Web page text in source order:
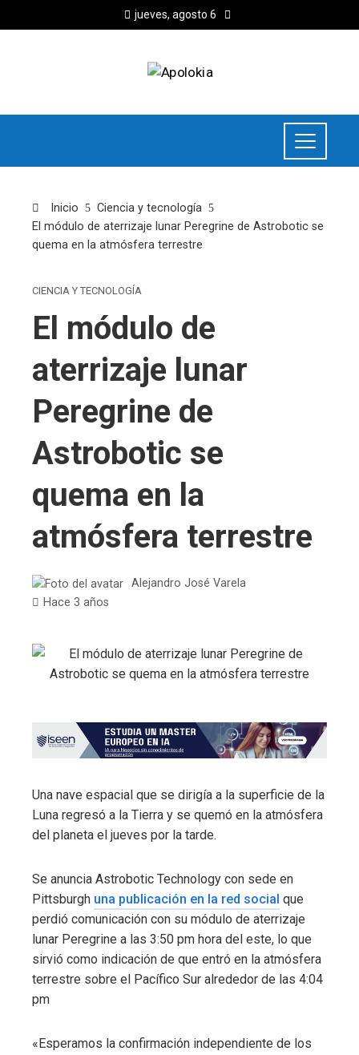
jueves, agosto 6
Inicio
Ciencia y tecnología
El módulo de aterrizaje lunar Peregrine de Astrobotic se
quema en la atmósfera terrestre
CIENCIA Y TECNOLOGÍA
El módulo de
aterrizaje lunar
Peregrine de
Astrobotic se
quema en la
atmósfera terrestre
Alejandro José Varela
Hace 3 años
Una nave espacial que se dirigía a la superficie de la
Luna regresó a la Tierra y se quemó en la atmósfera
del planeta el jueves por la tarde.
Se anuncia Astrobotic Technology con sede en
Pittsburgh una publicación en la red social que
perdió comunicación con su módulo de aterrizaje
lunar Peregrine a las 3:50 pm hora del este, lo que
sirvió como indicación de que entró en la atmósfera
terrestre sobre el Pacífico Sur alrededor de las 4:04
pm
«Esperamos la confirmación independiente de los